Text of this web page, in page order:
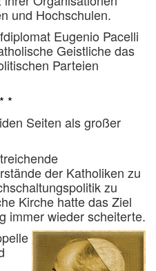
und Hochschulen.
Eugenio Pacelli
Geistliche das
Parteien
*
Seiten als großer
der Katholiken zu
zu
Kirche hatte das Ziel
immer wieder scheiterte.